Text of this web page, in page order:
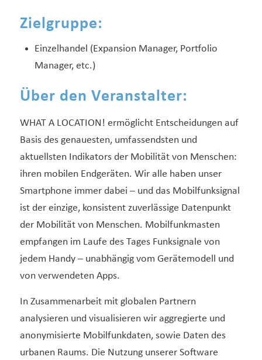
Zielgruppe:
Einzelhandel (Expansion Manager, Portfolio
Manager, etc.)
Über den Veranstalter:
WHAT A LOCATION! ermöglicht Entscheidungen auf
Basis des genauesten, umfassendsten und
aktuellsten Indikators der Mobilität von Menschen:
ihren mobilen Endgeräten. Wir alle haben unser
Smartphone immer dabei – und das Mobilfunksignal
ist der einzige, konsistent zuverlässige Datenpunkt
der Mobilität von Menschen. Mobilfunkmasten
empfangen im Laufe des Tages Funksignale von
jedem Handy – unabhängig vom Gerätemodell und
von verwendeten Apps.
In Zusammenarbeit mit globalen Partnern
analysieren und visualisieren wir aggregierte und
anonymisierte Mobilfunkdaten, sowie Daten des
urbanen Raums. Die Nutzung unserer Software